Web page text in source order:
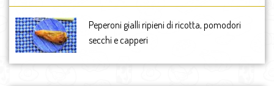
Peperoni gialli ripieni di ricotta, pomodori
secchi e capperi